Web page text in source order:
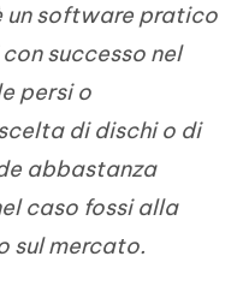
un software pratico
successo nel
persi o
di dischi o di
abbastanza
caso fossi alla
sul mercato.